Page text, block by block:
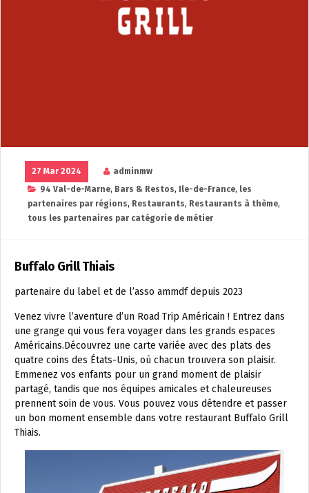
27 Mar 2024
adminmw
94 Val-de-Marne, Bars & Restos, Ile-de-France, les
partenaires par régions, Restaurants, Restaurants à thème,
tous les partenaires par catégorie de métier
Buffalo Grill Thiais
partenaire du label et de l’asso ammdf depuis 2023
Venez vivre l’aventure d’un Road Trip Américain ! Entrez dans
une grange qui vous fera voyager dans les grands espaces
Américains.Découvrez une carte variée avec des plats des
quatre coins des États-Unis, où chacun trouvera son plaisir.
Emmenez vos enfants pour un grand moment de plaisir
partagé, tandis que nos équipes amicales et chaleureuses
prennent soin de vous. Vous pouvez vous détendre et passer
un bon moment ensemble dans votre restaurant Buffalo Grill
Thiais.